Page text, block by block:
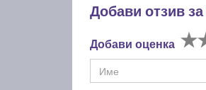
Добави отзив за
Добави оценка